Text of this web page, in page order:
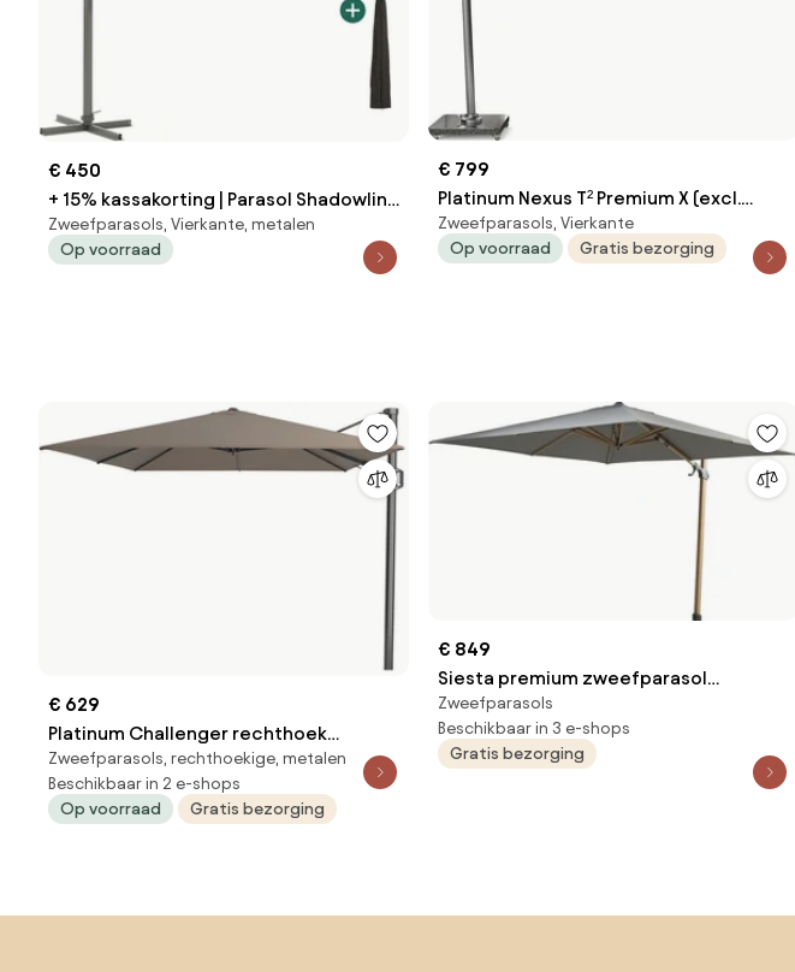
€ 450
+ 15% kassakorting | Parasol Shadowline
Francisco | Inclusief hoes | Vierkant |
260x260cm | Met draaihendel | Zwart |
Zweefparasols, Vierkante, metalen
Op voorraad
€ 799
Platinum Nexus T² Premium X (excl.
Voet) Havana Taupe
Zweefparasols, Vierkante
Op voorraad
Gratis bezorging
€ 629
Platinum Challenger rechthoek
zweefparasol T2 Premium - 3,5 x 2,6 m.
- Havanna
Zweefparasols, rechthoekige, metalen
Beschikbaar in 2 e-shops
Op voorraad
Gratis bezorging
€ 849
Siesta premium zweefparasol
300x300 cm houtlook charcoal 4
Seasons Outdoor
Zweefparasols
Beschikbaar in 3 e-shops
Gratis bezorging